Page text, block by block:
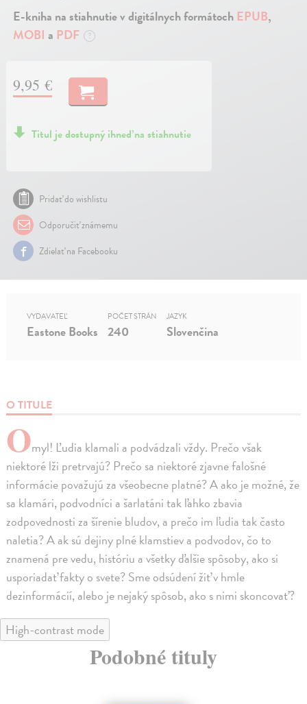
E-kniha na stiahnutie v digitálnych formátoch EPUB,
MOBI a PDF ?
9,95 €
Titul je dostupný ihneď na stiahnutie
Pridať do wishlistu
Odporučiť známemu
Zdielať na Facebooku
O TITULE
Omyl! Ľudia klamali a podvádzali vždy. Prečo však
niektoré lži pretrvajú? Prečo sa niektoré zjavne falošné
informácie považujú za všeobecne platné? A ako je možné, že
sa klamári, podvodníci a šarlatáni tak ľahko zbavia
zodpovednosti za šírenie bludov, a prečo im ľudia tak často
naletia? A ak sú dejiny plné klamstiev a podvodov, čo to
znamená pre vedu, históriu a všetky ďalšie spôsoby, ako si
usporiadať fakty o svete? Sme odsúdení žiť v hmle
dezinformácií, alebo je nejaký spôsob, ako s nimi skoncovať?
VYDAVATEĽ
Eastone Books
POČET STRÁN
240
JAZYK
Slovenčina
High-contrast mode
Podobné tituly